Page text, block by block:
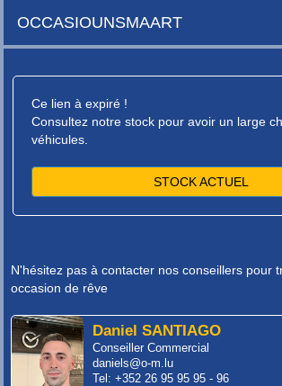
OCCASIOUNSMAART
Ce lien à expiré !
Consultez notre stock pour avoir un large
véhicules.
STOCK ACTUEL
N'hésitez pas à contacter nos conseillers pour
occasion de rêve
Daniel SANTIAGO
Conseiller Commercial
daniels@o-m.lu
Tel: +352 26 95 95 95 - 96